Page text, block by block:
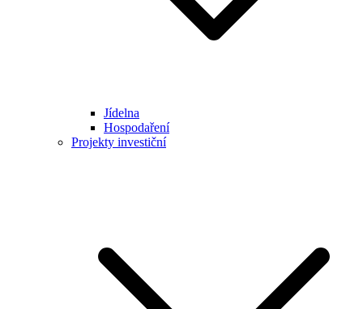
Jídelna
Hospodaření
Projekty investiční